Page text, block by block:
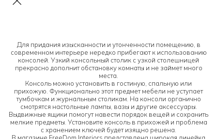
Для придания изысканности и утонченности помещению, в
современном интерьере нередко прибегают к использованию
консолей. Узкий консольный столик с узкой столешницей
прекрасно дополнит обстановку комнаты и не займет много
места.
Консоль можно установить в гостиную, спальную или
прихожую. Функционально этот предмет мебели не уступает
тумбочкам и журнальным столикам. На консоли органично
смотрятся настольные лампы, вазы и другие аксессуары.
Выдвижные ящики помогут навести порядок вещей и сохранить
мелкие предметы. Установите консоль в прихожей и проблема
с хранением ключей будет изящно решена.